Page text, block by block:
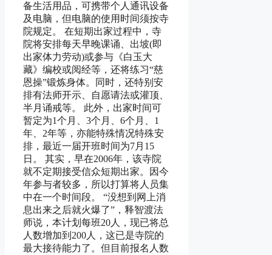
备生活用品，可携带个人通讯设备
及电脑，但电脑的使用时间须按寺
院规定。 在短期出家过程中，寺
院将安排每天早晚课诵、出坡(即
出家体力劳动)或参与《白玉大
藏》编校或阅经等，还将练习“慈
恩操”锻炼身体。同时，还特别安
排有法师开示、自愿请法或灌顶、
半月诵戒等。 此外，出家时间可
暂定为1个月、3个月、6个月、1
年、2年等，亦能特殊情况特殊安
排，最近一届开班时间为7月15
日。 其实，早在2006年，该寺院
就不定期接受信众短期出家。因今
年参与者较多，所以打算将人员集
中在一个时间段。 “没想到网上消
息出来之后就火爆了”，释智渡法
师说，本计划每班20人，现已将总
人数增加到200人，这已是寺院的
最大接待能力了。但目前报名人数